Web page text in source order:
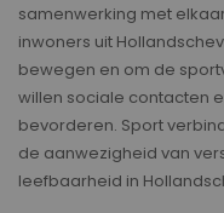
samenwerking met
inwoners uit
bewegen en om de
willen sociale contacten
bevorderen. Sport
de aanwezigheid van
leefbaarheid in